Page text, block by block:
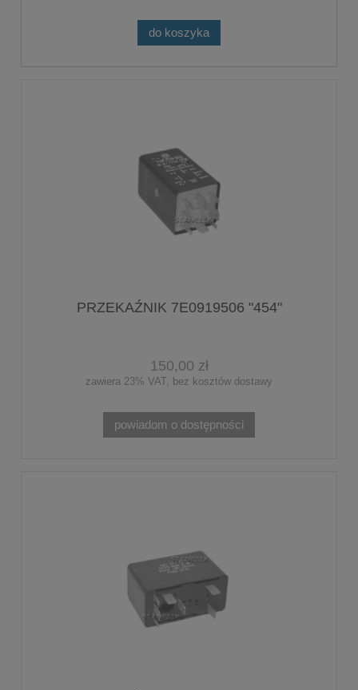
do koszyka
PRZEKAŹNIK 7E0919506 "454"
150,00 zł
zawiera 23% VAT, bez kosztów dostawy
powiadom o dostępności